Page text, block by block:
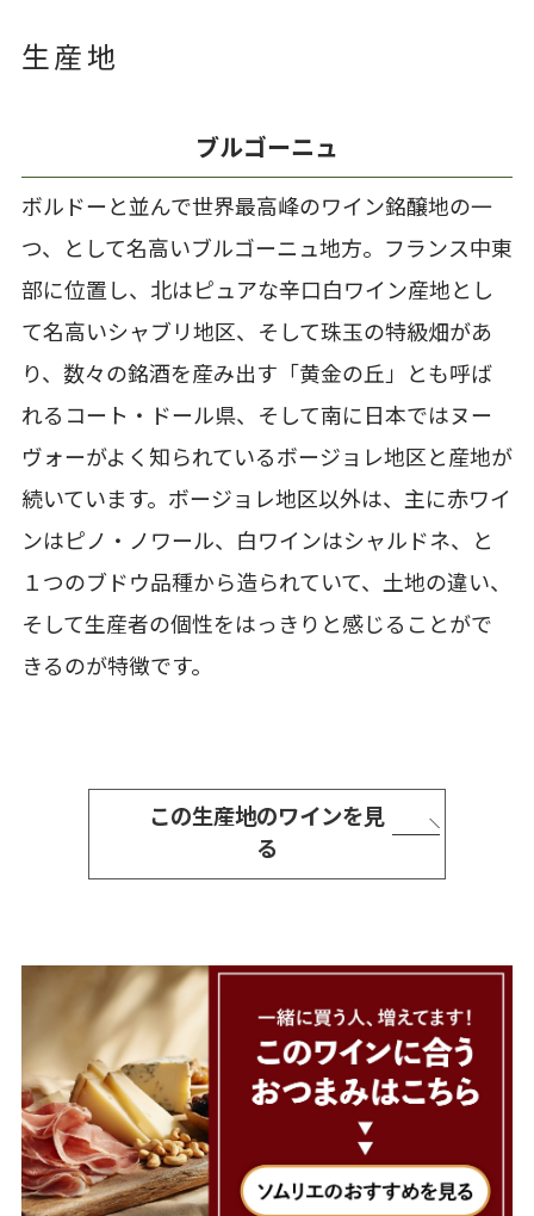
生産地
ブルゴーニュ
ボルドーと並んで世界最高峰のワイン銘醸地の一
つ、として名高いブルゴーニュ地方。フランス中東
部に位置し、北はピュアな辛口白ワイン産地とし
て名高いシャブリ地区、そして珠玉の特級畑があ
り、数々の銘酒を産み出す「黄金の丘」とも呼ば
れるコート・ドール県、そして南に日本ではヌー
ヴォーがよく知られているボージョレ地区と産地が
続いています。ボージョレ地区以外は、主に赤ワイ
ンはピノ・ノワール、白ワインはシャルドネ、と
１つのブドウ品種から造られていて、土地の違い、
そして生産者の個性をはっきりと感じることがで
きるのが特徴です。
この生産地のワインを見
る